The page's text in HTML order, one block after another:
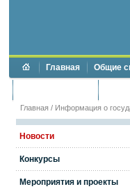
Главная Общие
Главная / Информация о
Новости
Конкурсы
Мероприятия и проекты